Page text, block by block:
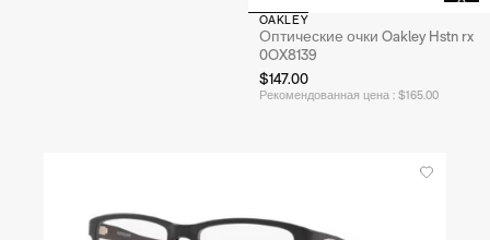
OAKLEY
Оптические очки Oakley Hstn rx
0OX8139
$147.00
Рекомендованная цена : $165.00